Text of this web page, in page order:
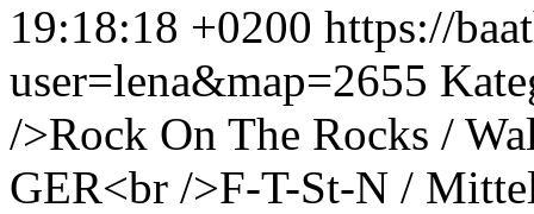
19:18:18 +0200 https://
user=lena&map=2655
/>Rock On The Rocks /
GER<br />F-T-St-N /